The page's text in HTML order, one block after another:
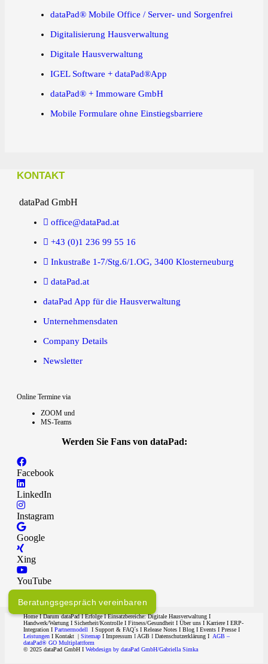
dataPad® Mobile Office / Server- und Sorgenfrei
Digitalisierung Hausverwaltung
Digitale Hausverwaltung
IGEL Software + dataPad®App
dataPad® + Immoware GmbH
Mobile Formulare ohne Einstiegsbarriere
KONTAKT
dataPad GmbH
office@dataPad.at
+43 (0)1 236 99 55 16
Inkustraße 1-7/Stg.6/1.OG, 3400 Klosterneuburg
dataPad.at
dataPad App für die Hausverwaltung
Unternehmensdaten
Company Details
Newsletter
Online Termine via
ZOOM und
MS-Teams
Werden Sie Fans von dataPad:
Facebook
LinkedIn
Instagram
Google
Xing
YouTube
Beratungsgespräch vereinbaren
HomeIDarum dataPadIErfolgeI Einsatzbereiche:Digitale Hausverwaltung I
Handwerk/Wartung ISicherheit/Kontrolle IFitness/Gesundheit IÜber uns IKarriere I ERP-
Integration IPartnermodell ISupport & FAQ´s IRelease Notes IBlog IEvents IPresse I
Leistungen IKontakt |Sitemap IImpressum I AGB IDatenschutzerklärung I AGB –
dataPad® GO Multiplattform
© 2025 dataPad GmbH IWebdesign by dataPad GmbH/Gabriella Simka